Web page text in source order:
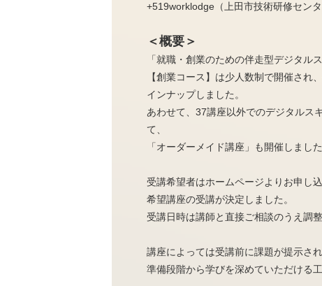
+519worklodge（上田市技術研修センタ
＜概要＞
「就職・創業のための伴走型デジタル
【創業コース】は少人数制で開催され
インナップしました。
あわせて、37講座以外でのデジタルス
て、
「オーダーメイド講座」も開催しました
受講希望者はホームページよりお申し
希望講座の受講が決定しました。
受講日時は講師と直接ご相談のうえ調
講座によっては受講前に課題が提示され
準備段階から学びを深めていただける